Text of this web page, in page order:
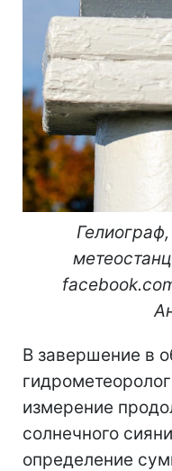
В завершение в
измерение
солнечного
определение